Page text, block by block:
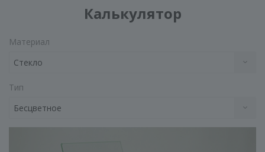
Калькулятор
Материал
Стекло
Тип
Бесцветное